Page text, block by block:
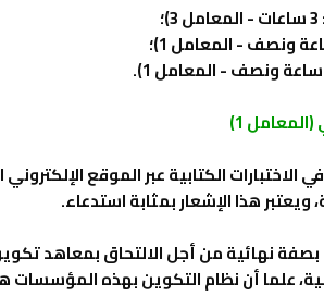
ونصف - المعامل 1)؛
ونصف - المعامل 1).
1)
الكتابية عبر الموقع
ويعتبر هذا الإشعار بمثابة استدعاء.
بصفة نهائية من أجل الالتحاق بمعاهد
علما أن نظام التكوين بهذه